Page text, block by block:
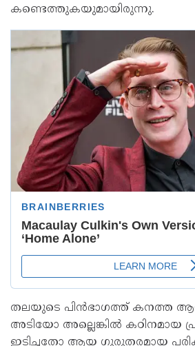
കണ്ടെത്തുകയുമായിരുന്നു.
തലയുടെ പിൻഭാഗത്ത് കനത്ത
അടിയോ അല്ലെങ്കിൽ കഠിനമായ
ഇടിച്ചതോ ആയ ഗുരുതരമായ